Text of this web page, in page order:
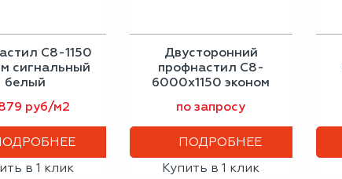
С8-1150
сигнальный
белый
руб/м2
в 1 клик
Двусторонний
профнастил С8-
6000х1150 эконом
по запросу
ПОДРОБНЕЕ
Купить в 1 клик